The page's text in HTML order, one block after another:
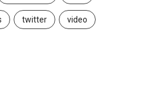
twitter video